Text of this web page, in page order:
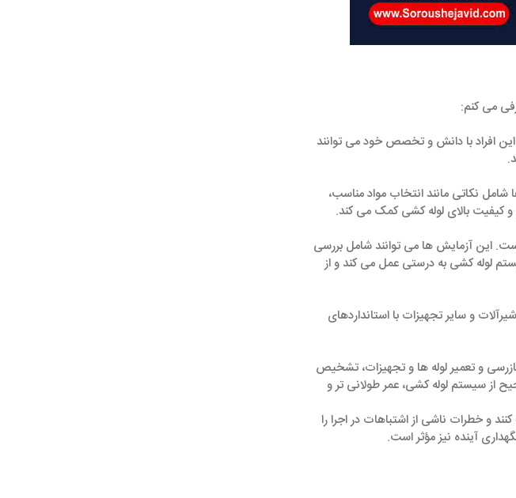
می ‌کنم:
افراد با دانش و تخصص خود می ‌توانند
شامل نکاتی مانند انتخاب مواد مناسب،
بالای لوله ‌کشی کمک می ‌کند.
این آزمایش ‌ها می ‌توانند شامل بررسی
لوله ‌کشی به درستی عمل می‌ کند و از
و سایر تجهیزات با استانداردهای
و تعمیر لوله ‌ها و تجهیزات، تشخیص
سیستم لوله‌ کشی، عمر طولانی ‌تر و
و خطرات ناشی از اشتباهات در اجرا را
آینده نیز مؤثر است.